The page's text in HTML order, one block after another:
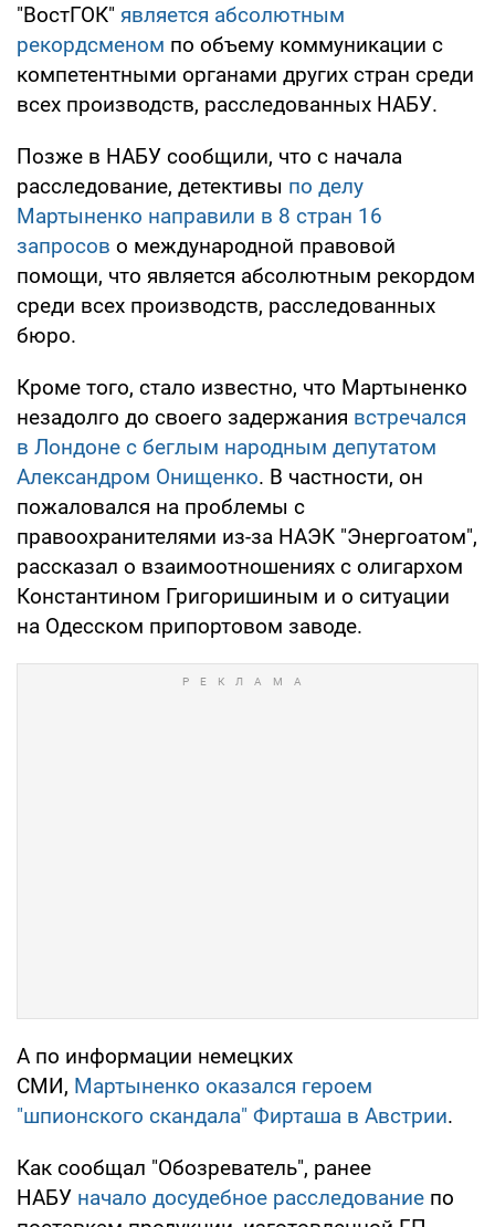
"ВостГОК" является абсолютным
рекордсменом по объему коммуникации с
компетентными органами других стран среди
всех производств, расследованных НАБУ.
Позже в НАБУ сообщили, что с начала
расследование, детективы по делу
Мартыненко направили в 8 стран 16
запросов о международной правовой
помощи, что является абсолютным рекордом
среди всех производств, расследованных
бюро.
Кроме того, стало известно, что Мартыненко
незадолго до своего задержания встречался
в Лондоне с беглым народным депутатом
Александром Онищенко. В частности, он
пожаловался на проблемы с
правоохранителями из-за НАЭК "Энергоатом",
рассказал о взаимоотношениях с олигархом
Константином Григоришиным и о ситуации
на Одесском припортовом заводе.
А по информации немецких
СМИ, Мартыненко оказался героем
"шпионского скандала" Фирташа в Австрии.
Как сообщал "Обозреватель", ранее
НАБУ начало досудебное расследование по